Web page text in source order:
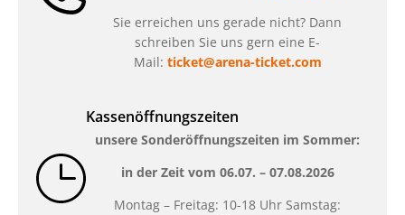
Sie erreichen uns gerade nicht? Dann
schreiben Sie uns gern eine E-
Mail: ticket@arena-ticket.com
Kassenöffnungszeiten
unsere Sonderöffnungszeiten im Sommer:
in der Zeit vom 06.07. – 07.08.2026
Montag – Freitag: 10-18 Uhr Samstag: